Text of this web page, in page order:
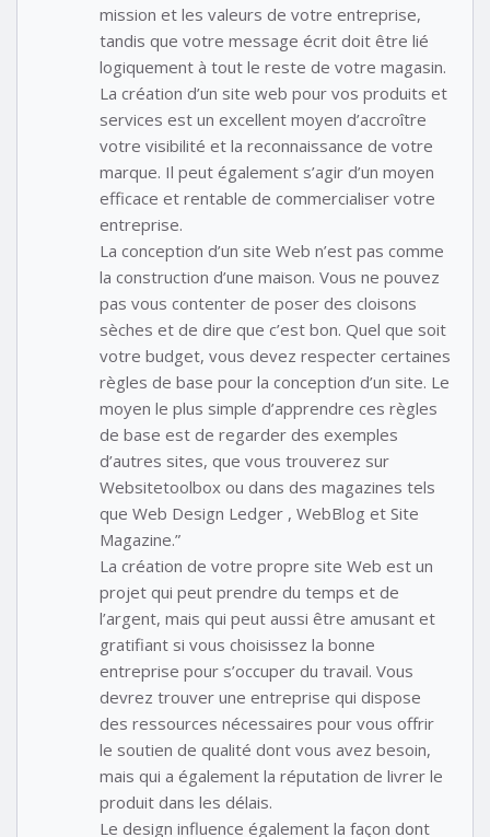
mission et les valeurs de votre entreprise,
tandis que votre message écrit doit être lié
logiquement à tout le reste de votre magasin.
La création d’un site web pour vos produits et
services est un excellent moyen d’accroître
votre visibilité et la reconnaissance de votre
marque. Il peut également s’agir d’un moyen
efficace et rentable de commercialiser votre
entreprise.
La conception d’un site Web n’est pas comme
la construction d’une maison. Vous ne pouvez
pas vous contenter de poser des cloisons
sèches et de dire que c’est bon. Quel que soit
votre budget, vous devez respecter certaines
règles de base pour la conception d’un site. Le
moyen le plus simple d’apprendre ces règles
de base est de regarder des exemples
d’autres sites, que vous trouverez sur
Websitetoolbox ou dans des magazines tels
que Web Design Ledger , WebBlog et Site
Magazine.”
La création de votre propre site Web est un
projet qui peut prendre du temps et de
l’argent, mais qui peut aussi être amusant et
gratifiant si vous choisissez la bonne
entreprise pour s’occuper du travail. Vous
devrez trouver une entreprise qui dispose
des ressources nécessaires pour vous offrir
le soutien de qualité dont vous avez besoin,
mais qui a également la réputation de livrer le
produit dans les délais.
Le design influence également la façon dont